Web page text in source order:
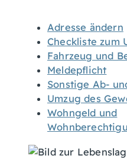
Adresse ändern
Checkliste zum
Fahrzeug und
Meldepflicht
Sonstige Ab-
Umzug des
Wohngeld und